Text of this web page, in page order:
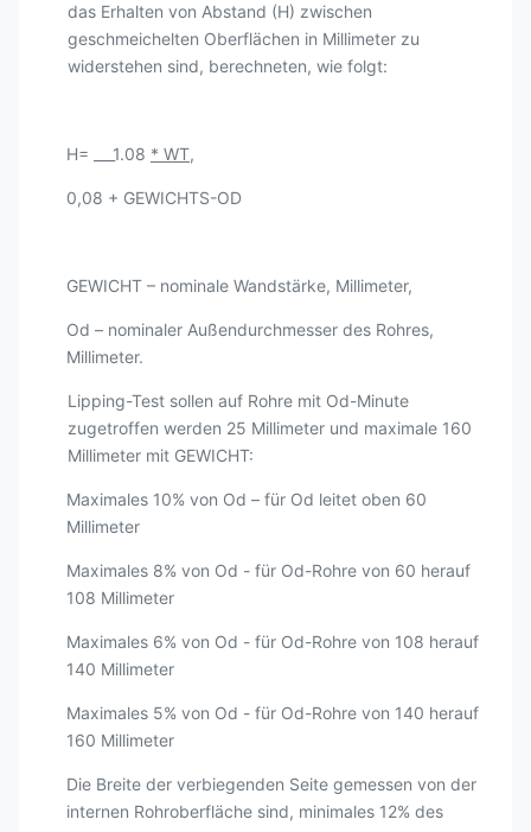
das Erhalten von Abstand (H) zwischen
geschmeichelten Oberflächen in Millimeter zu
widerstehen sind, berechneten, wie folgt:
H= ___1.08 * WT,
0,08 + GEWICHTS-OD
GEWICHT – nominale Wandstärke, Millimeter,
Od – nominaler Außendurchmesser des Rohres,
Millimeter.
Lipping-Test sollen auf Rohre mit Od-Minute
zugetroffen werden 25 Millimeter und maximale 160
Millimeter mit GEWICHT:
Maximales 10% von Od – für Od leitet oben 60
Millimeter
Maximales 8% von Od - für Od-Rohre von 60 herauf
108 Millimeter
Maximales 6% von Od - für Od-Rohre von 108 herauf
140 Millimeter
Maximales 5% von Od - für Od-Rohre von 140 herauf
160 Millimeter
Die Breite der verbiegenden Seite gemessen von der
internen Rohroberfläche sind, minimales 12% des